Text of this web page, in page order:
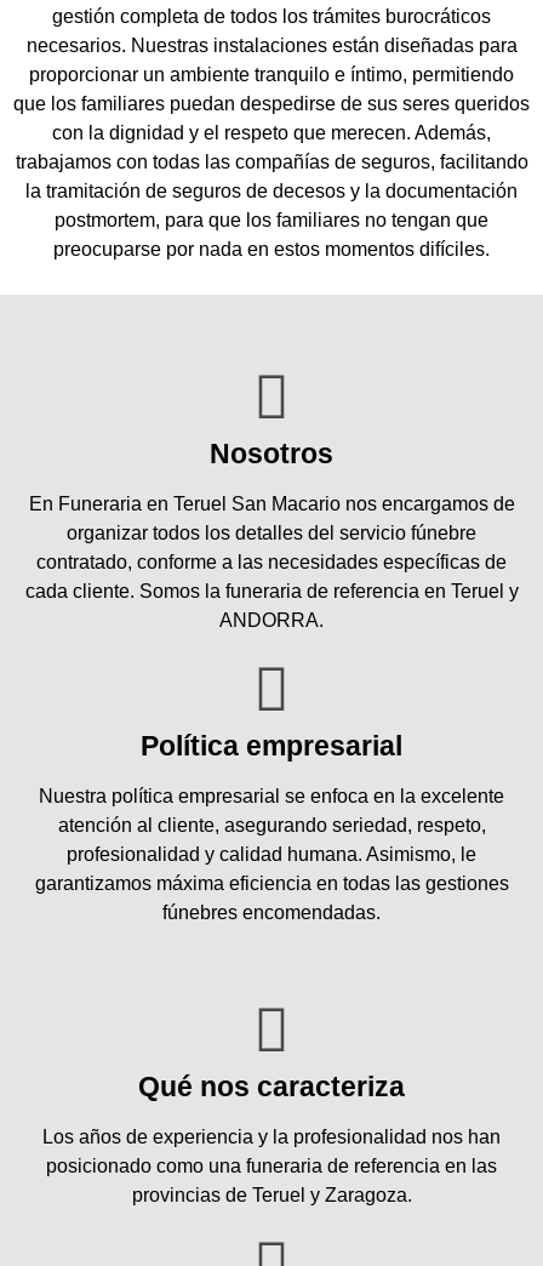
gestión completa de todos los trámites burocráticos
necesarios. Nuestras instalaciones están diseñadas para
proporcionar un ambiente tranquilo e íntimo, permitiendo
que los familiares puedan despedirse de sus seres queridos
con la dignidad y el respeto que merecen. Además,
trabajamos con todas las compañías de seguros, facilitando
la tramitación de seguros de decesos y la documentación
postmortem, para que los familiares no tengan que
preocuparse por nada en estos momentos difíciles.
Nosotros
En Funeraria en Teruel San Macario nos encargamos de
organizar todos los detalles del servicio fúnebre
contratado, conforme a las necesidades específicas de
cada cliente. Somos la funeraria de referencia en Teruel y
ANDORRA.
Política empresarial
Nuestra política empresarial se enfoca en la excelente
atención al cliente, asegurando seriedad, respeto,
profesionalidad y calidad humana. Asimismo, le
garantizamos máxima eficiencia en todas las gestiones
fúnebres encomendadas.
Qué nos caracteriza
Los años de experiencia y la profesionalidad nos han
posicionado como una funeraria de referencia en las
provincias de Teruel y Zaragoza.